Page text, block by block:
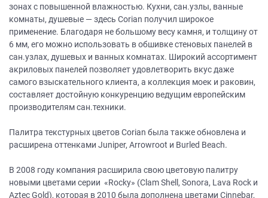
зонах с повышенной влажностью. Кухни, сан.узлы, ванные
комнаты, душевые — здесь Corian получил широкое
применение. Благодаря не большому весу камня, и толщину от
6 мм, его можно использовать в обшивке стеновых панелей в
сан.узлах, душевых и ванных комнатах. Широкий ассортимент
акриловых панелей позволяет удовлетворить вкус даже
самого взыскательного клиента, а коллекция моек и раковин,
составляет достойную конкуренцию ведущим европейским
производителям сан.техники.
Палитра текстурных цветов Corian была также обновлена и
расширена оттенками Juniper, Arrowroot и Burled Beach.
В 2008 году компания расширила свою цветовую палитру
новыми цветами серии «Rocky» (Clam Shell, Sonora, Lava Rock и
Aztec Gold), которая в 2010 была дополнена цветами Cinnebar,